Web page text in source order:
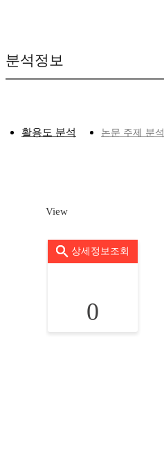
분석정보
활용도 분석 논문 주제 분석
View
상세정보조회
0